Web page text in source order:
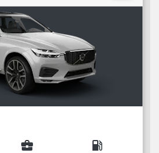
business_center local_gas_station